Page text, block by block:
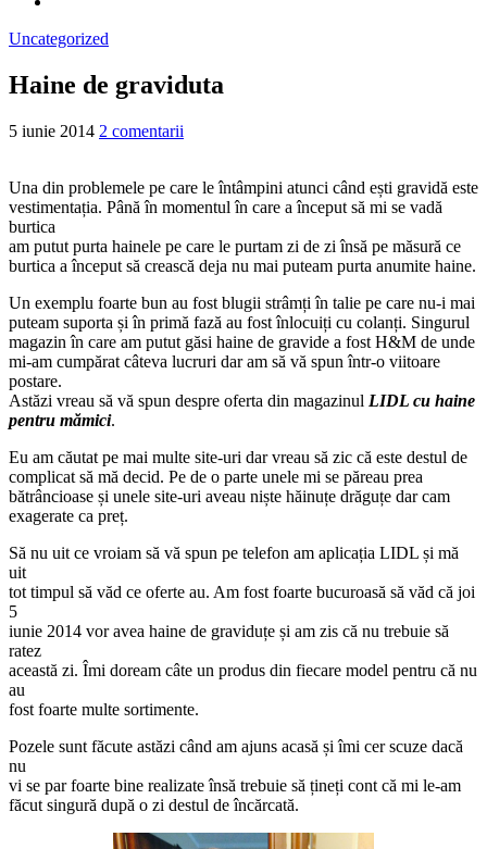
Uncategorized
Haine de graviduta
5 iunie 2014 2 comentarii
Una din problemele pe care le întâmpini atunci când ești gravidă este
vestimentația. Până în momentul în care a început să mi se vadă
burtica
am putut purta hainele pe care le purtam zi de zi însă pe măsură ce
burtica a început să crească deja nu mai puteam purta anumite haine.
Un exemplu foarte bun au fost blugii strâmți în talie pe care nu-i mai
puteam suporta și în primă fază au fost înlocuiți cu colanți. Singurul
magazin în care am putut găsi haine de gravide a fost H&M de unde
mi-am cumpărat câteva lucruri dar am să vă spun într-o viitoare
postare.
Astăzi vreau să vă spun despre oferta din magazinul LIDL cu haine
pentru mămici.
Eu am căutat pe mai multe site-uri dar vreau să zic că este destul de
complicat să mă decid. Pe de o parte unele mi se păreau prea
bătrâncioase și unele site-uri aveau niște hăinuțe drăguțe dar cam
exagerate ca preț.
Să nu uit ce vroiam să vă spun pe telefon am aplicația LIDL și mă
uit
tot timpul să văd ce oferte au. Am fost foarte bucuroasă să văd că joi
5
iunie 2014 vor avea haine de graviduțe și am zis că nu trebuie să
ratez
această zi. Îmi doream câte un produs din fiecare model pentru că nu
au
fost foarte multe sortimente.
Pozele sunt făcute astăzi când am ajuns acasă și îmi cer scuze dacă
nu
vi se par foarte bine realizate însă trebuie să țineți cont că mi le-am
făcut singură după o zi destul de încărcată.